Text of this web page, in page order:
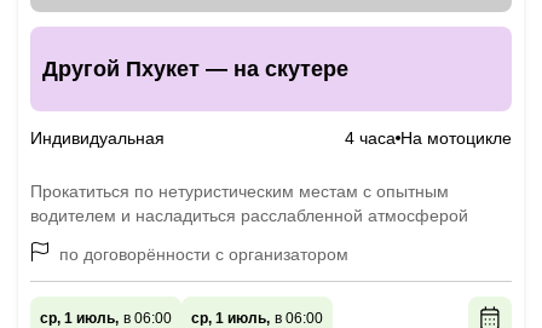
Другой Пхукет — на скутере
Индивидуальная 4 часа На мотоцикле
Прокатиться по нетуристическим местам с опытным
водителем и насладиться расслабленной атмосферой
по договорённости с организатором
ср, 1 июль, в 06:00 ср, 1 июль, в 06:00